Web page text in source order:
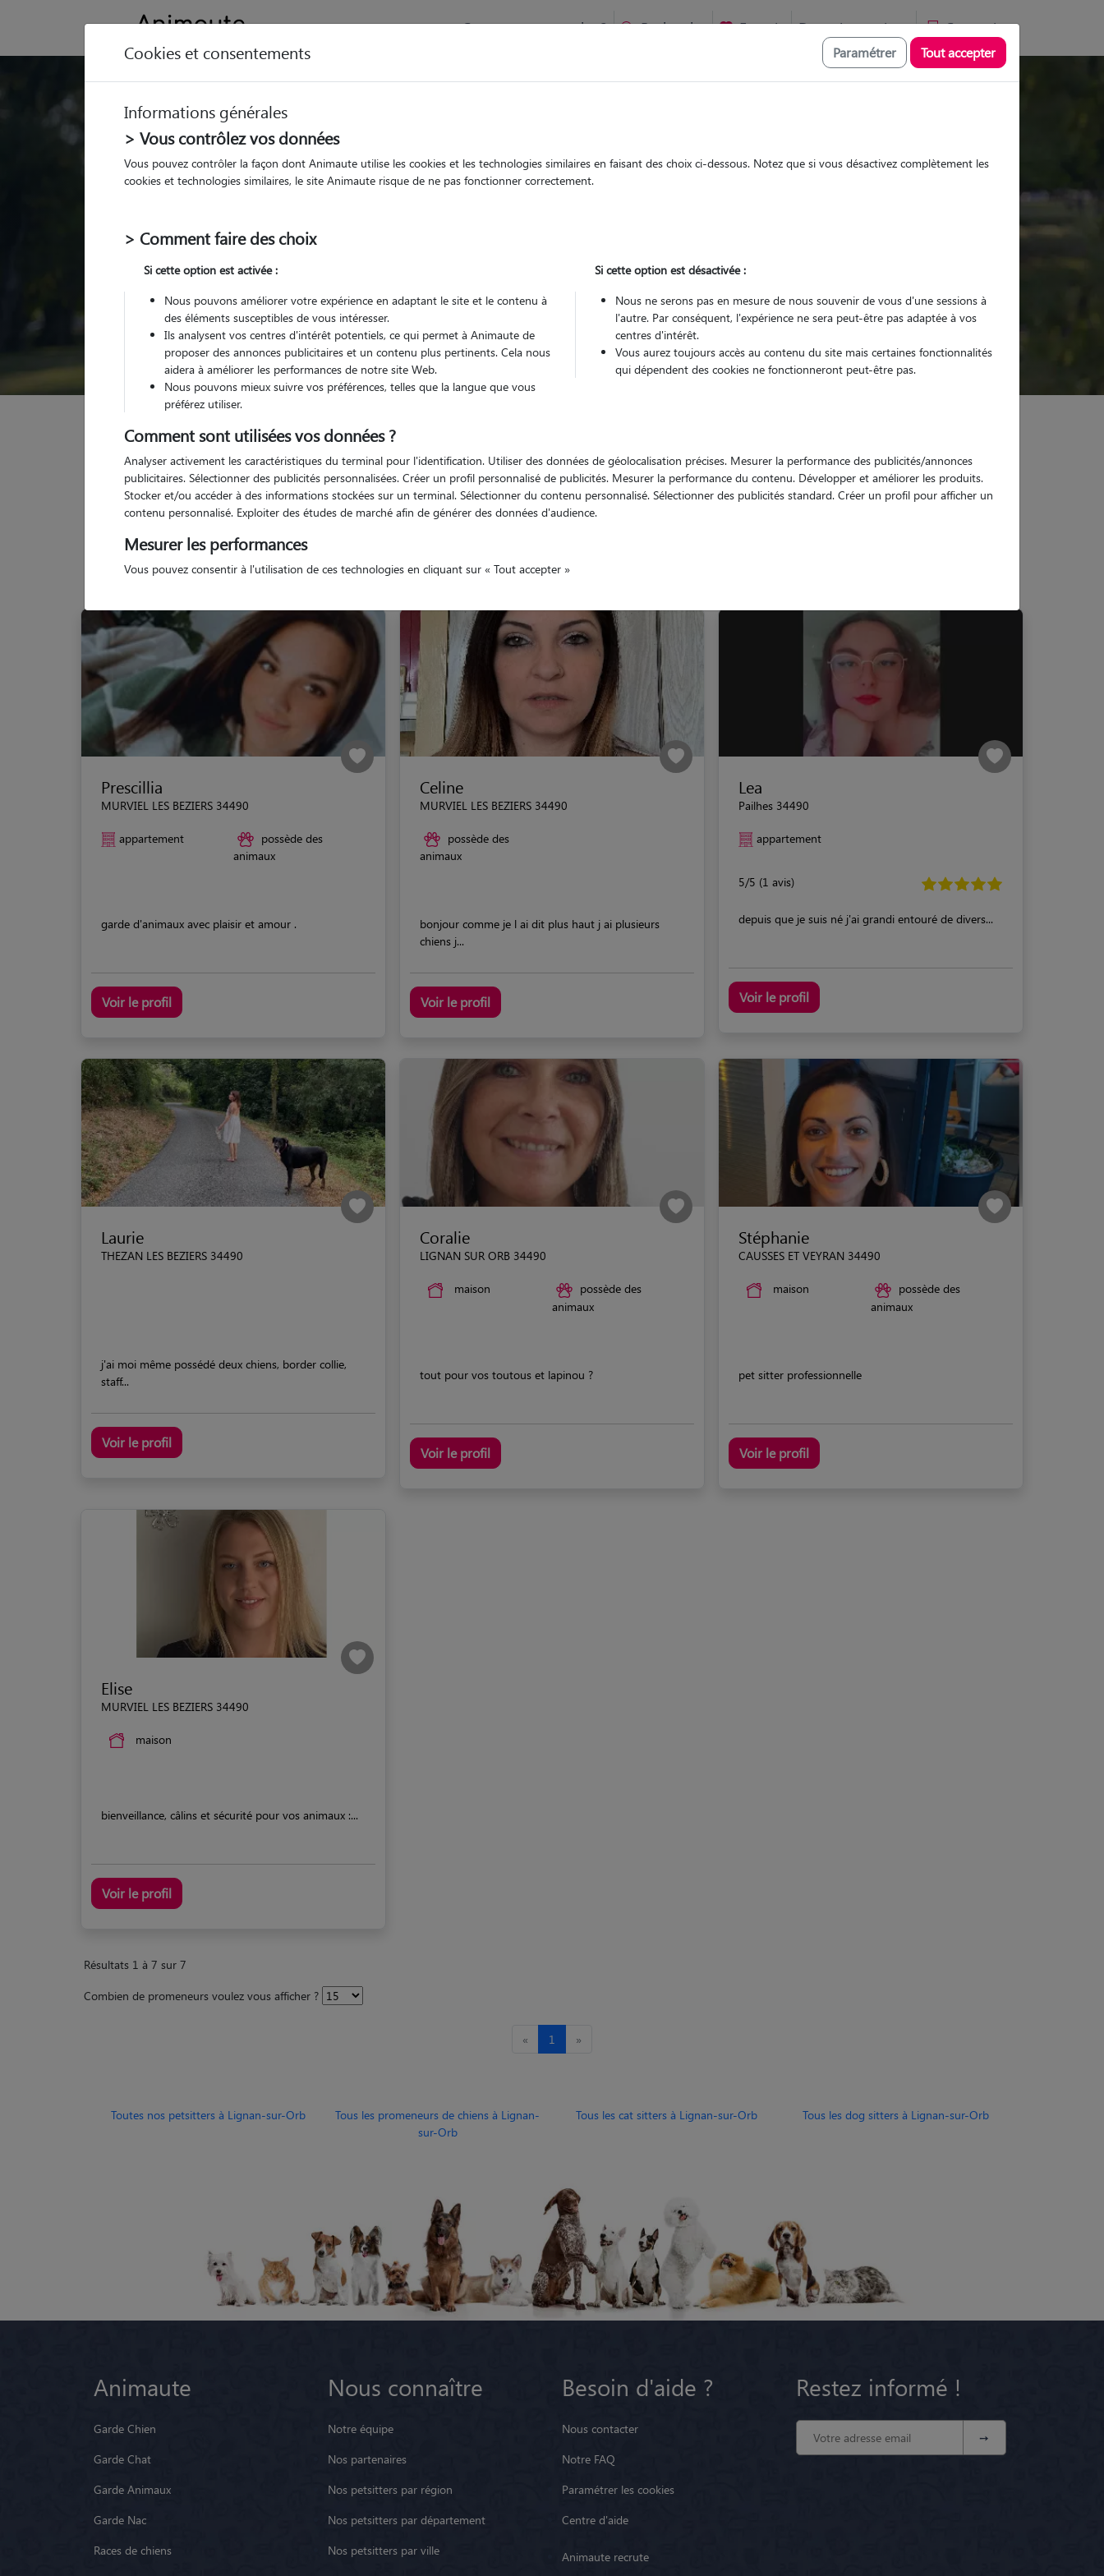
Comment ça marche ? Recherche Favoris Devenir pet sitter Connexion
Trouvez votre gardien idéal !
Parmi nospet sitters vérifiés chez le Pet Sitter
chez le Pet Sitter Visites
Visites
Pour quel animal ?
Trouver mon Pet Sitter
Garde animaux France Occitanie Hérault Lignan-sur-Orb
Nos promeneurs à Lignan-sur-Orb
Prescillia
MURVIEL LES BEZIERS 34490
appartement
possède des
animaux
garde d'animaux avec plaisir et amour .
Voir le profil
Celine
MURVIEL LES BEZIERS 34490
possède des
animaux
bonjour comme je l ai dit plus haut j ai plusieurs
chiens j...
Voir le profil
Lea
Pailhes 34490
appartement
5/5 (1 avis)
depuis que je suis né j'ai grandi entouré de divers...
Voir le profil
Laurie
THEZAN LES BEZIERS 34490
j'ai moi même possédé deux chiens, border collie,
staff...
Voir le profil
Coralie
LIGNAN SUR ORB 34490
maison
possède des
animaux
tout pour vos toutous et lapinou ?
Voir le profil
Stéphanie
CAUSSES ET VEYRAN 34490
maison
possède des
animaux
pet sitter professionnelle
Voir le profil
Elise
MURVIEL LES BEZIERS 34490
maison
bienveillance, câlins et sécurité pour vos animaux :...
Voir le profil
Résultats 1 à 7 sur 7
Combien de promeneurs voulez vous afficher ?
« 1 »
Toutes nos petsitters à Lignan-sur-Orb
Tous les promeneurs de chiens à Lignan-
sur-Orb
Tous les cat sitters à Lignan-sur-Orb Tous les dog sitters à Lignan-sur-Orb
Animaute
Garde Chien
Garde Chat
Garde Animaux
Garde Nac
Races de chiens
Nous connaître
Notre équipe
Nos partenaires
Nos petsitters par région
Nos petsitters par département
Nos petsitters par ville
Besoin d'aide ?
Nous contacter
Notre FAQ
Paramétrer les cookies
Centre d'aide
Animaute recrute
Restez informé !
Cookies et consentements Paramétrer Tout accepter
Informations générales
> Vous contrôlez vos données
Vous pouvez contrôler la façon dont Animaute utilise les cookies et les technologies similaires en faisant des choix ci-dessous. Notez que si vous désactivez complètement les
cookies et technologies similaires, le site Animaute risque de ne pas fonctionner correctement.
> Comment faire des choix
Si cette option est activée :
Nous pouvons améliorer votre expérience en adaptant le site et le contenu à
des éléments susceptibles de vous intéresser.
Ils analysent vos centres d'intérêt potentiels, ce qui permet à Animaute de
proposer des annonces publicitaires et un contenu plus pertinents. Cela nous
aidera à améliorer les performances de notre site Web.
Nous pouvons mieux suivre vos préférences, telles que la langue que vous
préférez utiliser.
Si cette option est désactivée :
Nous ne serons pas en mesure de nous souvenir de vous d'une sessions à
l'autre. Par conséquent, l'expérience ne sera peut-être pas adaptée à vos
centres d'intérêt.
Vous aurez toujours accès au contenu du site mais certaines fonctionnalités
qui dépendent des cookies ne fonctionneront peut-être pas.
Comment sont utilisées vos données ?
Analyser activement les caractéristiques du terminal pour l'identification. Utiliser des données de géolocalisation précises. Mesurer la performance des publicités/annonces
publicitaires. Sélectionner des publicités personnalisées. Créer un profil personnalisé de publicités. Mesurer la performance du contenu. Développer et améliorer les produits.
Stocker et/ou accéder à des informations stockées sur un terminal. Sélectionner du contenu personnalisé. Sélectionner des publicités standard. Créer un profil pour afficher un
contenu personnalisé. Exploiter des études de marché afin de générer des données d'audience.
Mesurer les performances
Vous pouvez consentir à l'utilisation de ces technologies en cliquant sur « Tout accepter »